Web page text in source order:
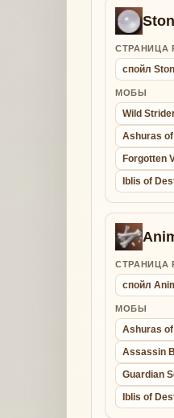
СТРАНИЦА
спойл
МОБЫ
Wild
Ashuras
Forgotten
Iblis of
СТРАНИЦА
спойл
МОБЫ
Ashuras
Assassin
Guardian
Iblis of